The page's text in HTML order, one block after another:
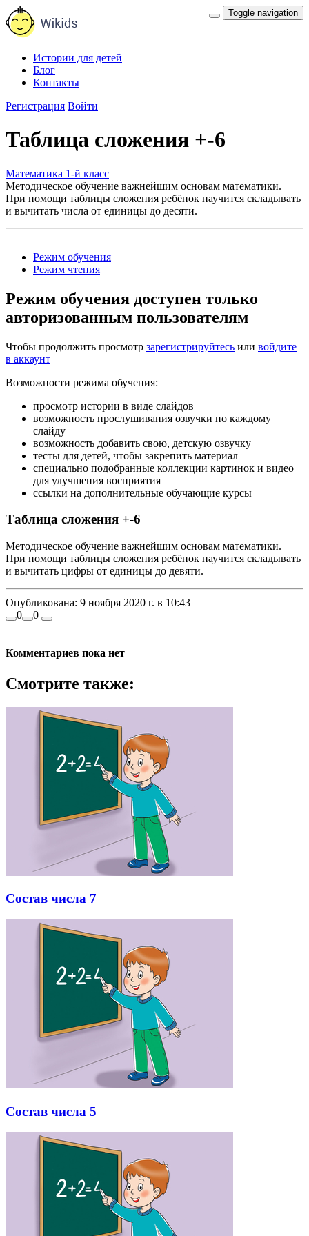
Toggle navigation
Истории для детей
Блог
Контакты
Регистрация Войти
Таблица сложения +-6
Математика 1-й класс
Методическое обучение важнейшим основам математики.
При помощи таблицы сложения ребёнок научится складывать
и вычитать числа от единицы до десяти.
Режим обучения
Режим чтения
Режим обучения доступен только
авторизованным пользователям
Чтобы продолжить просмотр зарегистрируйтесь или войдите
в аккаунт
Возможности режима обучения:
просмотр истории в виде слайдов
возможность прослушивания озвучки по каждому
слайду
возможность добавить свою, детскую озвучку
тесты для детей, чтобы закрепить материал
специально подобранные коллекции картинок и видео
для улучшения восприятия
ссылки на дополнительные обучающие курсы
Таблица сложения +-6
Методическое обучение важнейшим основам математики.
При помощи таблицы сложения ребёнок научится складывать
и вычитать цифры от единицы до девяти.
Опубликована: 9 ноября 2020 г. в 10:43
0
0
Комментариев пока нет
Смотрите также:
Состав числа 7
Состав числа 5